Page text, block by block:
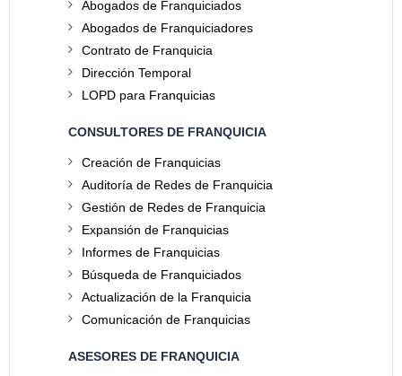
Abogados de Franquiciados
Abogados de Franquiciadores
Contrato de Franquicia
Dirección Temporal
LOPD para Franquicias
CONSULTORES DE FRANQUICIA
Creación de Franquicias
Auditoría de Redes de Franquicia
Gestión de Redes de Franquicia
Expansión de Franquicias
Informes de Franquicias
Búsqueda de Franquiciados
Actualización de la Franquicia
Comunicación de Franquicias
ASESORES DE FRANQUICIA